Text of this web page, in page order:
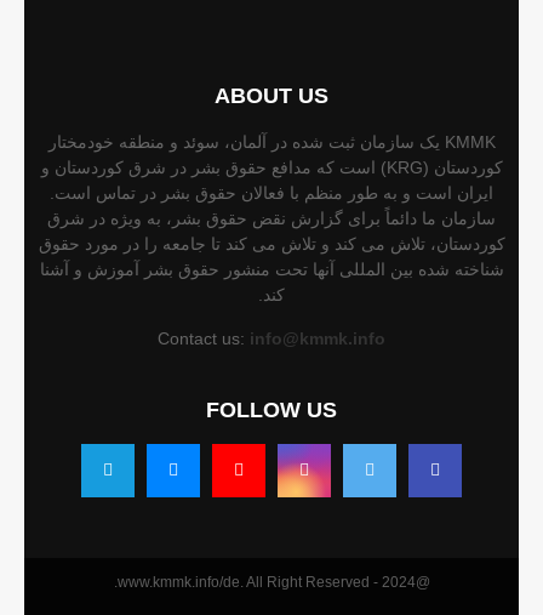
ABOUT US
KMMK یک سازمان ثبت شده در آلمان، سوئد و منطقه خودمختار
کوردستان (KRG) است که مدافع حقوق بشر در شرق کوردستان و
ایران است و به طور منظم با فعالان حقوق بشر در تماس است.
سازمان ما دائماً برای گزارش نقض حقوق بشر، به ویژه در شرق
کوردستان، تلاش می کند و تلاش می کند تا جامعه را در مورد حقوق
شناخته شده بین المللی آنها تحت منشور حقوق بشر آموزش و آشنا
کند.
Contact us: info@kmmk.info
FOLLOW US
@2024 - www.kmmk.info/de. All Right Reserved.